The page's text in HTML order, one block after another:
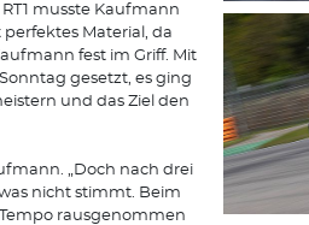
musste Kaufmann
Material, da
fest im Griff. Mit
gesetzt, es ging
und das Ziel den
„Doch nach drei
nicht stimmt. Beim
rausgenommen